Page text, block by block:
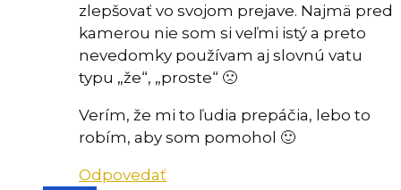
zlepšovať vo svojom prejave. Najmä pred
kamerou nie som si veľmi istý a preto
nevedomky používam aj slovnú vatu
typu „že“, „proste“ 🙁
Verím, že mi to ľudia prepáčia, lebo to
robím, aby som pomohol 🙂
Odpovedať